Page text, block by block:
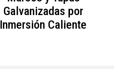
Galvanizadas por
Inmersión Caliente